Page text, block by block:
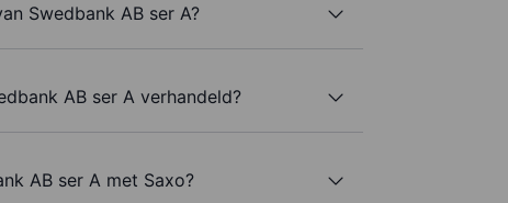
Swedbank AB ser A?
AB ser A verhandeld?
AB ser A met Saxo?